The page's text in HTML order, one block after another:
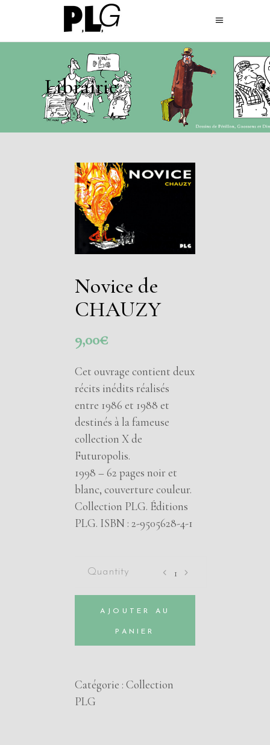
Librairie
Novice de
CHAUZY
9,00€
Cet ouvrage contient deux
récits inédits réalisés
entre 1986 et 1988 et
destinés à la fameuse
collection X de
Futuropolis.
1998 – 62 pages noir et
blanc, couverture couleur.
Collection PLG. Éditions
PLG. ISBN : 2-9505628-4-1
CHAUZY
quantity
AJOUTER AU
PANIER
Catégorie : Collection
PLG